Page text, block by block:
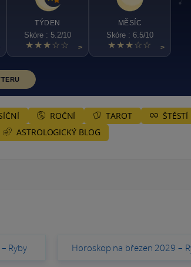
TÝDEN
Skóre : 5.2/10
★★★☆☆ >
MĚSÍC
Skóre : 6.5/10
★★★☆☆ >
ROČNÍ TAROT
ŠTĚSTÍ
ASTROLOGICKÝ BLOG
Ryby Horoskop na březen 2029 –